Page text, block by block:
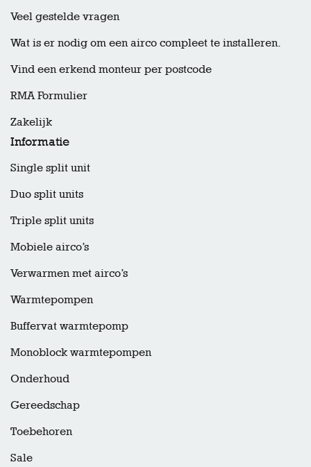
Veel gestelde vragen
Wat is er nodig om een airco compleet te installeren.
Vind een erkend monteur per postcode
RMA Formulier
Zakelijk
Informatie
Single split unit
Duo split units
Triple split units
Mobiele airco’s
Verwarmen met airco’s
Warmtepompen
Buffervat warmtepomp
Monoblock warmtepompen
Onderhoud
Gereedschap
Toebehoren
Sale